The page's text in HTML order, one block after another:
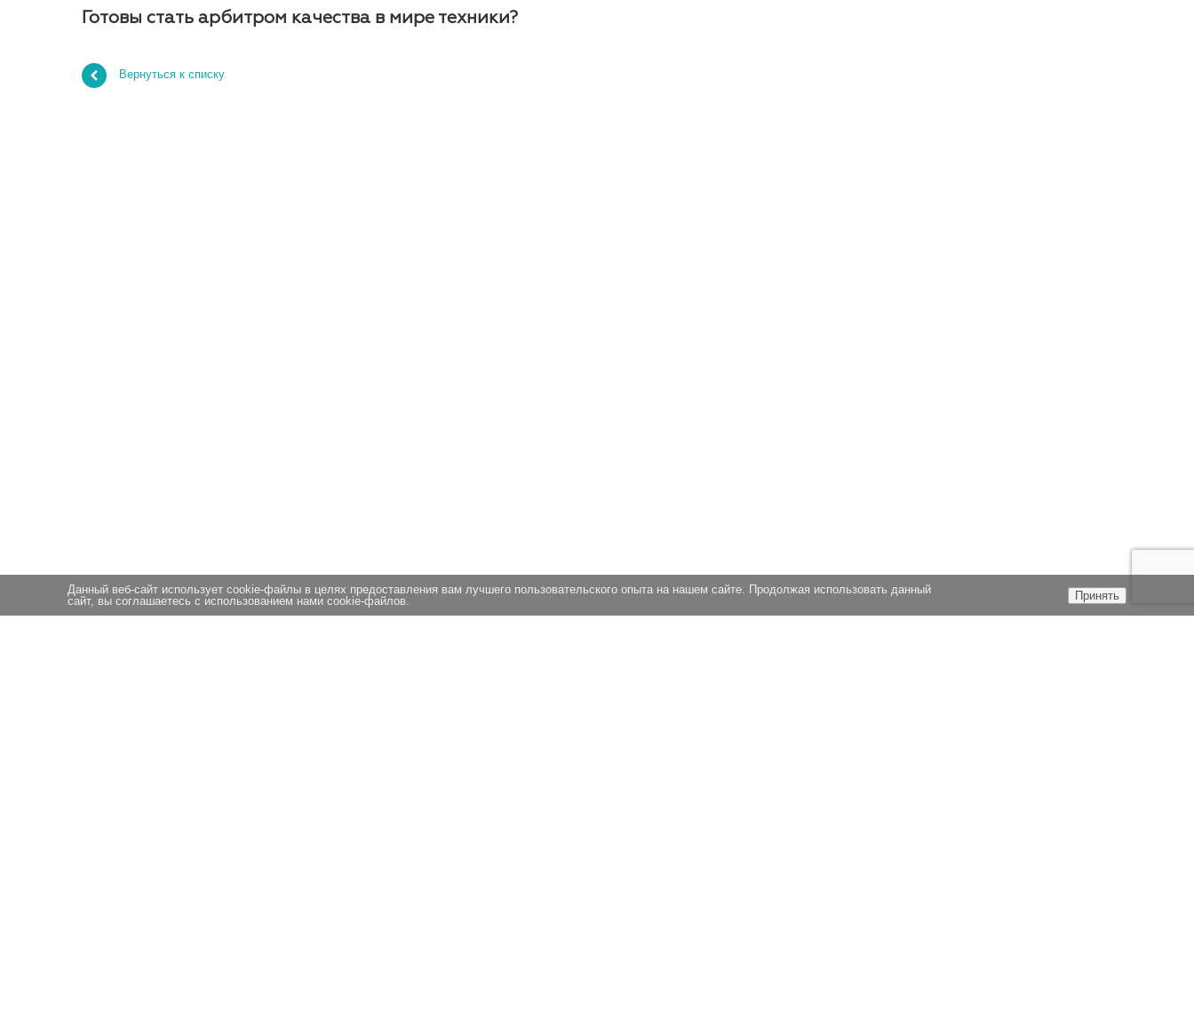
Готовы стать арбитром качества в мире техники?
Вернуться к списку
Данный веб-сайт использует cookie-файлы в целях предоставления вам лучшего пользовательского опыта на нашем сайте. Продолжая использовать данный
сайт, вы соглашаетесь с использованием нами cookie-файлов.
Принять